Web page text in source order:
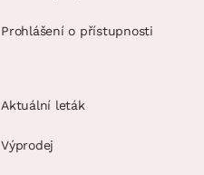
Prohlášení o přístupnosti
Aktuální leták
Výprodej